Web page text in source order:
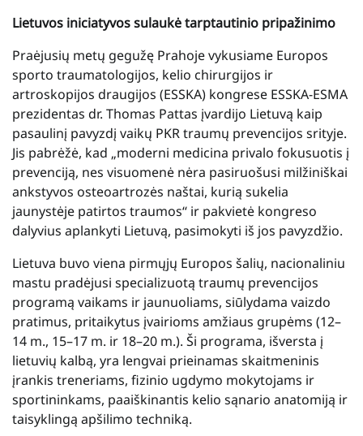
Lietuvos iniciatyvos sulaukė tarptautinio pripažinimo
Praėjusių metų gegužę Prahoje vykusiame Europos
sporto traumatologijos, kelio chirurgijos ir
artroskopijos draugijos (ESSKA) kongrese ESSKA-ESMA
prezidentas dr. Thomas Pattas įvardijo Lietuvą kaip
pasaulinį pavyzdį vaikų PKR traumų prevencijos srityje.
Jis pabrėžė, kad „moderni medicina privalo fokusuotis į
prevenciją, nes visuomenė nėra pasiruošusi milžiniškai
ankstyvos osteoartrozės naštai, kurią sukelia
jaunystėje patirtos traumos‘‘ ir pakvietė kongreso
dalyvius aplankyti Lietuvą, pasimokyti iš jos pavyzdžio.
Lietuva buvo viena pirmųjų Europos šalių, nacionaliniu
mastu pradėjusi specializuotą traumų prevencijos
programą vaikams ir jaunuoliams, siūlydama vaizdo
pratimus, pritaikytus įvairioms amžiaus grupėms (12–
14 m., 15–17 m. ir 18–20 m.). Ši programa, išversta į
lietuvių kalbą, yra lengvai prieinamas skaitmeninis
įrankis treneriams, fizinio ugdymo mokytojams ir
sportininkams, paaiškinantis kelio sąnario anatomiją ir
taisyklingą apšilimo techniką.